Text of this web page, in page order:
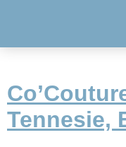
Tennesie,